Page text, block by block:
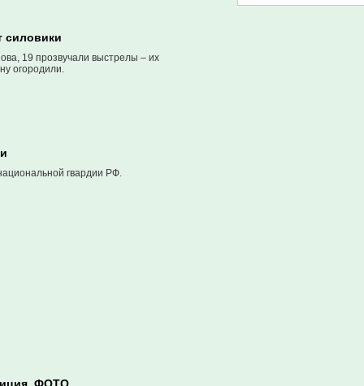
силовики
19 прозвучали выстрелы – их
огородили.
гвардии РФ.